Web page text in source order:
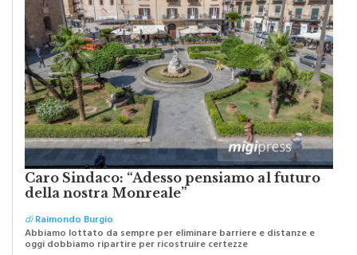
Caro Sindaco: “Adesso pensiamo al futuro
della nostra Monreale”
diRaimondo Burgio
Abbiamo lottato da sempre per eliminare barriere e distanze e
oggi dobbiamo ripartire per ricostruire certezze